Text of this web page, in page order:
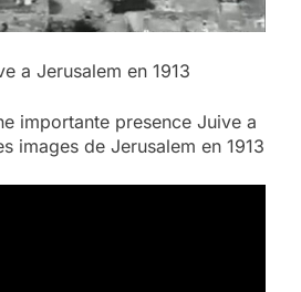
a Jerusalem en 1913
importante presence Juive a
images de Jerusalem en 1913